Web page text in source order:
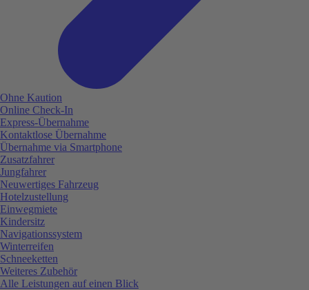
Ohne Kaution
Online Check-In
Express-Übernahme
Kontaktlose Übernahme
Übernahme via Smartphone
Zusatzfahrer
Jungfahrer
Neuwertiges Fahrzeug
Hotelzustellung
Einwegmiete
Kindersitz
Navigationssystem
Winterreifen
Schneeketten
Weiteres Zubehör
Alle Leistungen auf einen Blick